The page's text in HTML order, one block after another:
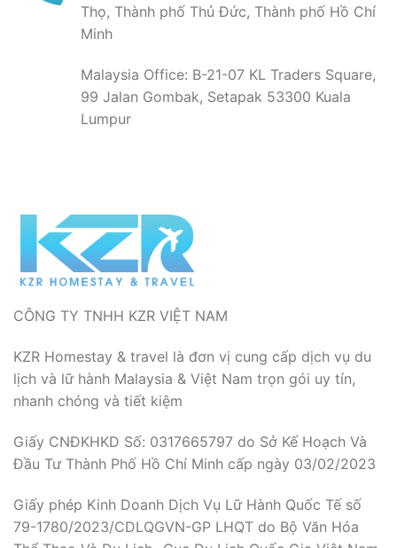
Thọ, Thành phố Thủ Đức, Thành phố Hồ Chí
Minh
Malaysia Office: B-21-07 KL Traders Square,
99 Jalan Gombak, Setapak 53300 Kuala
Lumpur
CÔNG TY TNHH KZR VIỆT NAM
KZR Homestay & travel là đơn vị cung cấp dịch vụ du
lịch và lữ hành Malaysia & Việt Nam trọn gói uy tín,
nhanh chóng và tiết kiệm
Giấy CNĐKHKD Số: 0317665797 do Sở Kế Hoạch Và
Đầu Tư Thành Phố Hồ Chí Minh cấp ngày 03/02/2023
Giấy phép Kinh Doanh Dịch Vụ Lữ Hành Quốc Tế số
79-1780/2023/CDLQGVN-GP LHQT do Bộ Văn Hóa